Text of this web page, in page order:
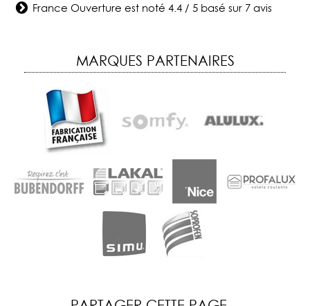
France Ouverture est noté4.4 /5 basé sur 7avis
MARQUES PARTENAIRES